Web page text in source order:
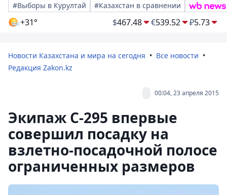
#Выборы в Курултай
#Казахстан в сравнении
+31° $467.48 €539.52 ₽5.73
Новости Казахстана и мира на сегодня
Все новости
Редакция Zakon.kz
00:04, 23 апреля 2015
Экипаж С-295 впервые
совершил посадку на
взлетно-посадочной полосе
ограниченных размеров